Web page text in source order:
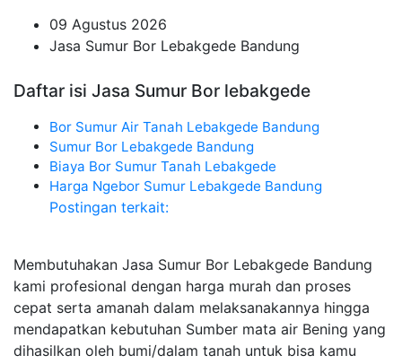
09 Agustus 2026
Jasa Sumur Bor Lebakgede Bandung
Daftar isi Jasa Sumur Bor lebakgede
Bor Sumur Air Tanah Lebakgede Bandung
Sumur Bor Lebakgede Bandung
Biaya Bor Sumur Tanah Lebakgede
Harga Ngebor Sumur Lebakgede Bandung
Postingan terkait:
Membutuhakan Jasa Sumur Bor Lebakgede Bandung
kami profesional dengan harga murah dan proses
cepat serta amanah dalam melaksanakannya hingga
mendapatkan kebutuhan Sumber mata air Bening yang
dihasilkan oleh bumi/dalam tanah untuk bisa kamu